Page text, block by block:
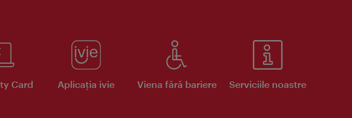
Card Aplicaţia ivie Viena fără bariere Serviciile noastre